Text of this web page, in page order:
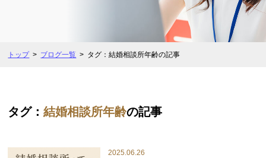
トップ ブログ一覧 タグ：結婚相談所年齢の記事
タグ：結婚相談所年齢の記事
2025.06.26